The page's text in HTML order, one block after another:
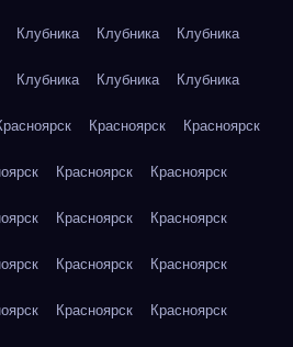
Клубника Клубника Клубника
Клубника Клубника Клубника
Красноярск Красноярск
Красноярск Красноярск
Красноярск Красноярск
Красноярск Красноярск
Красноярск Красноярск